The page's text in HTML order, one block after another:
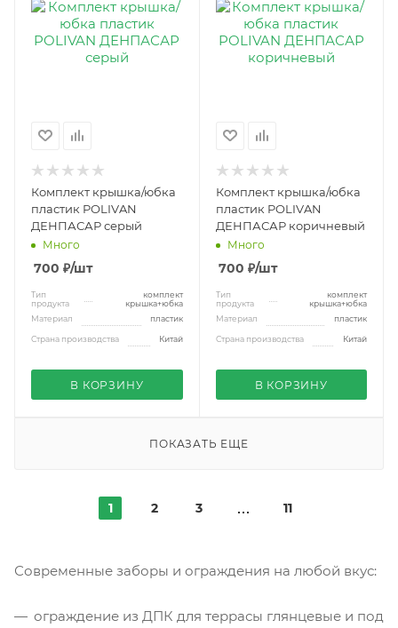
Комплект крышка/юбка
пластик POLIVAN
ДЕНПАСАР серый
Много
700 ₽/шт
Тип
продукта
комплект
крышка+юбка
Материал
пластик
Страна производства Китай
В КОРЗИНУ
Комплект крышка/юбка
пластик POLIVAN
ДЕНПАСАР коричневый
Много
700 ₽/шт
Тип
продукта
комплект
крышка+юбка
Материал
пластик
Страна производства Китай
В КОРЗИНУ
ПОКАЗАТЬ ЕЩЕ
1 2 3 11
Современные заборы и ограждения на любой вкус:
ограждение из ДПК для террасы глянцевые и под